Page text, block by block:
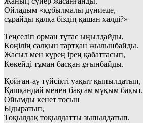
Ойладым «құбылмалы дүниеде,
сұрайды қалқа біздің қашан халді?»
Теңселіп орман тұтас ыңылдайды,
Көңілің салқын тартқан жылынбайды.
Жасыл мен күрең ірең қабаттасып,
Көкейді тұман басқан ұғынбайды.
Қойған-ау түйсікті уақыт қыпылдатып,
Қашқандай менен бақсам мұқым бақыт.
Ойымды кенет тосын
Ыдыратып,
Тоқылдақ тоқылдатты зыпылдатып.